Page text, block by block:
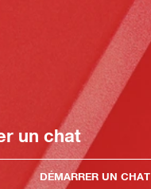
un chat
DÉMARRER UN CHAT